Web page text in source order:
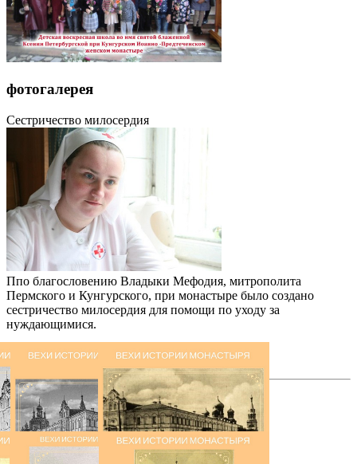
фотогалерея
Сестричество милосердия
Ппо благословению Владыки Мефодия, митрополита
Пермского и Кунгурского, при монастыре было создано
сестричество милосердия для помощи по уходу за
нуждающимися.
фотогалерея
фотогалерея